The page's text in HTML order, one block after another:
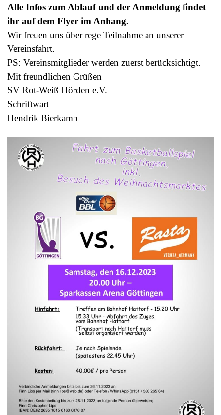
Alle Infos zum Ablauf und der Anmeldung findet
ihr auf dem Flyer im Anhang.
Wir freuen uns über rege Teilnahme an unserer
Vereinsfahrt.
PS: Vereinsmitglieder werden zuerst berücksichtigt.
Mit freundlichen Grüßen
SV Rot-Weiß Hörden e.V.
Schriftwart
Hendrik Bierkamp